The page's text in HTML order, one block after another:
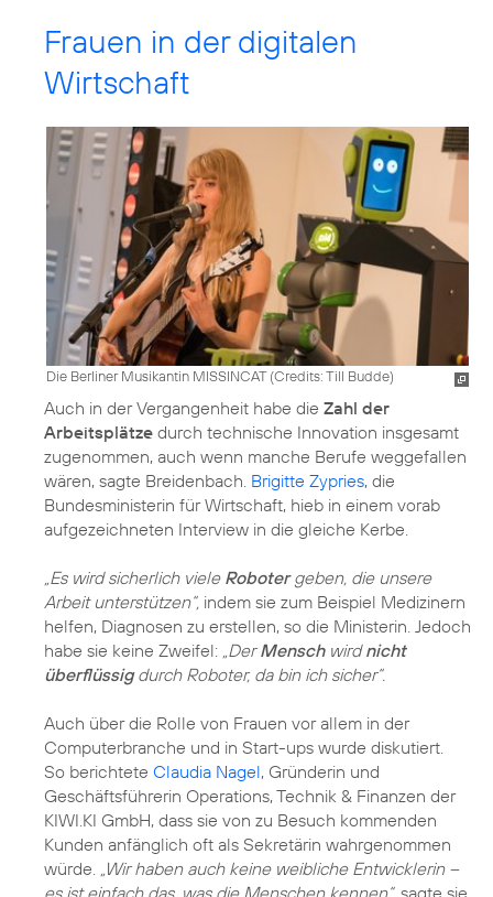
Frauen in der digitalen
Wirtschaft
Die Berliner Musikantin MISSINCAT (Credits: Till Budde)
Auch in der Vergangenheit habe die Zahl der
Arbeitsplätze durch technische Innovation insgesamt
zugenommen, auch wenn manche Berufe weggefallen
wären, sagte Breidenbach. Brigitte Zypries, die
Bundesministerin für Wirtschaft, hieb in einem vorab
aufgezeichneten Interview in die gleiche Kerbe.
„Es wird sicherlich viele Robotergeben, die unsere
Arbeit unterstützen“, indem sie zum Beispiel Medizinern
helfen, Diagnosen zu erstellen, so die Ministerin. Jedoch
habe sie keine Zweifel: „DerMenschwirdnicht
überflüssigdurch Roboter, da bin ich sicher“.
Auch über die Rolle von Frauen vor allem in der
Computerbranche und in Start-ups wurde diskutiert.
So berichtete Claudia Nagel, Gründerin und
Geschäftsführerin Operations, Technik & Finanzen der
KIWI.KI GmbH, dass sie von zu Besuch kommenden
Kunden anfänglich oft als Sekretärin wahrgenommen
würde.
„Wir haben auch keine weibliche Entwicklerin –
es ist einfach das, was die Menschen kennen“, sagte sie.